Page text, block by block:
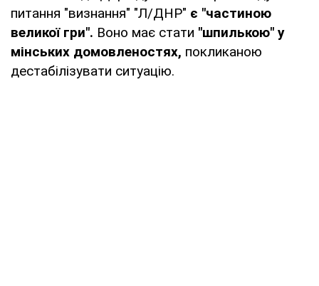
питання "визнання" "Л/ДНР" є "частиною
великої гри". Воно має стати "шпилькою" у
мінських домовленостях, покликаною
дестабілізувати ситуацію.